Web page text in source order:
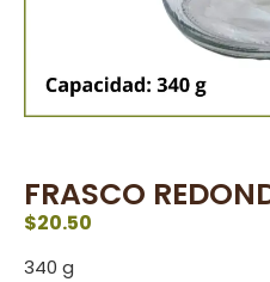
FRASCO
$20.50
340 g